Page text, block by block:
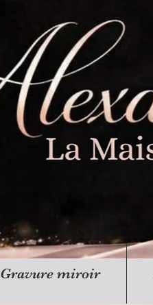
Gravure miroir